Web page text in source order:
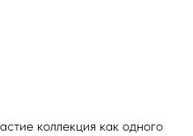
коллекция как одного